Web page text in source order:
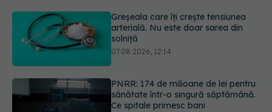
Greșeala care îți crește tensiunea
arterială. Nu este doar sarea din
solniță
07.08.2026, 12:14
PNRR: 174 de milioane de lei pentru
sănătate într-o singură săptămână.
Ce spitale primesc bani